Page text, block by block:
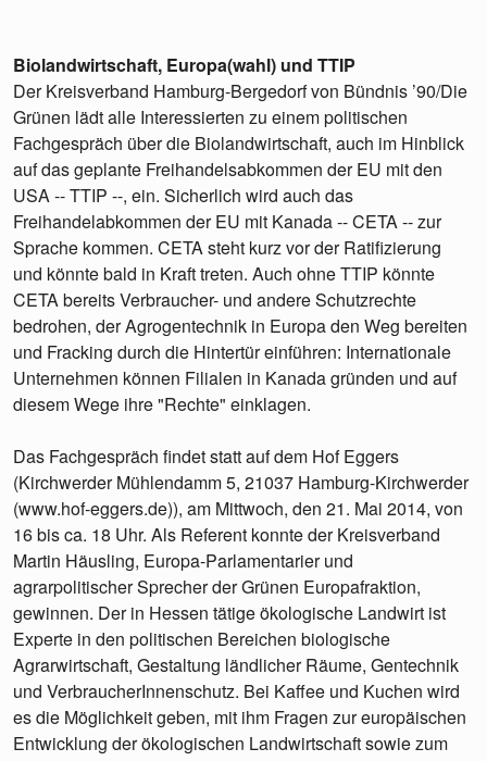
Biolandwirtschaft, Europa(wahl) und TTIP
Der Kreisverband Hamburg-Bergedorf von Bündnis ’90/Die
Grünen lädt alle Interessierten zu einem politischen
Fachgespräch über die Biolandwirtschaft, auch im Hinblick
auf das geplante Freihandelsabkommen der EU mit den
USA -- TTIP --, ein. Sicherlich wird auch das
Freihandelabkommen der EU mit Kanada -- CETA -- zur
Sprache kommen. CETA steht kurz vor der Ratifizierung
und könnte bald in Kraft treten. Auch ohne TTIP könnte
CETA bereits Verbraucher- und andere Schutzrechte
bedrohen, der Agrogentechnik in Europa den Weg bereiten
und Fracking durch die Hintertür einführen: Internationale
Unternehmen können Filialen in Kanada gründen und auf
diesem Wege ihre "Rechte" einklagen.
Das Fachgespräch findet statt auf dem Hof Eggers
(Kirchwerder Mühlendamm 5, 21037 Hamburg-Kirchwerder
(www.hof-eggers.de)), am Mittwoch, den 21. Mai 2014, von
16 bis ca. 18 Uhr. Als Referent konnte der Kreisverband
Martin Häusling, Europa-Parlamentarier und
agrarpolitischer Sprecher der Grünen Europafraktion,
gewinnen. Der in Hessen tätige ökologische Landwirt ist
Experte in den politischen Bereichen biologische
Agrarwirtschaft, Gestaltung ländlicher Räume, Gentechnik
und VerbraucherInnenschutz. Bei Kaffee und Kuchen wird
es die Möglichkeit geben, mit ihm Fragen zur europäischen
Entwicklung der ökologischen Landwirtschaft sowie zum